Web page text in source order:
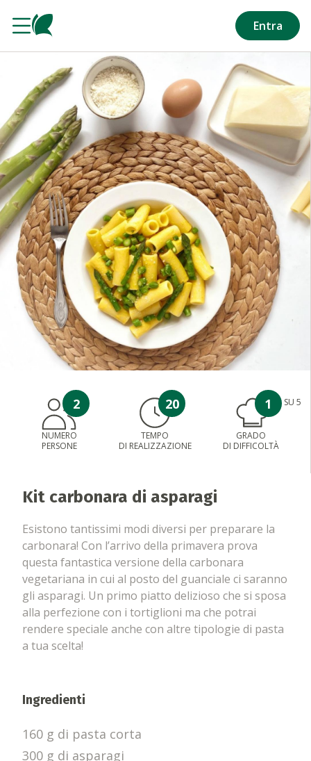
Entra
2
NUMERO
PERSONE
20
TEMPO
DI REALIZZAZIONE
1 SU 5
GRADO
DI DIFFICOLTÀ
Kit carbonara di asparagi
Esistono tantissimi modi diversi per preparare la
carbonara! Con l’arrivo della primavera prova
questa fantastica versione della carbonara
vegetariana in cui al posto del guanciale ci saranno
gli asparagi. Un primo piatto delizioso che si sposa
alla perfezione con i tortiglioni ma che potrai
rendere speciale anche con altre tipologie di pasta
a tua scelta!
Ingredienti
160 g di pasta corta
300 g di asparagi